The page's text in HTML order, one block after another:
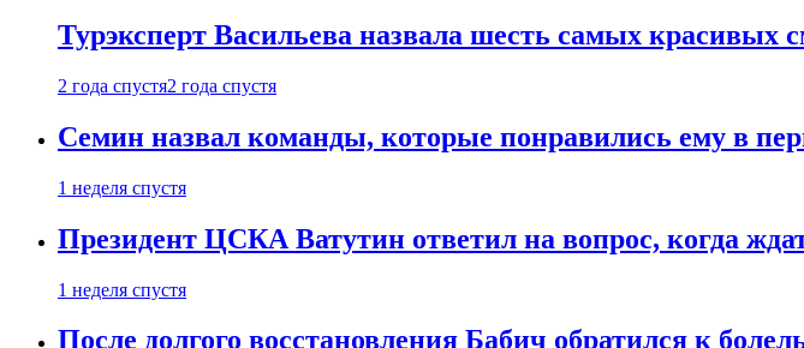
Турэксперт Васильева назвала шесть самых красивых
2 года спустя2 года спустя
Семин назвал команды, которые понравились ему в
1 неделя спустя
Президент ЦСКА Ватутин ответил на вопрос, когда
1 неделя спустя
После долгого восстановления Бабич обратился к